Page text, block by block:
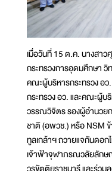
เมื่อวันที่ 15 ต.ค. นางสา
กระทรวงการอุดมศึกษา
คณะผู้บริหารกระทรวง อ
กระทรวง อว. และคณะผู้
วรรณวิจิตร รองผู้อำนว
ชาติ (อพวช.) หรือ NSM ข้
ทูลเกล้าฯ ถวายแจกันดอก
เจ้าฟ้าจุฬาภรณวลัยลักษ